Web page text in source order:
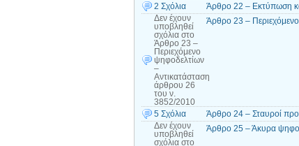
2 Σχόλια
Άρθρο 22 – Εκτύπωση
Δεν έχουν
υποβληθεί
σχόλια στο
Άρθρο 23 –
Περιεχόμενο
ψηφοδελτίων
–
Αντικατάσταση
άρθρου 26
του ν.
3852/2010
Άρθρο 23 –
5 Σχόλια
Άρθρο 24 – Σταυροί
Δεν έχουν
υποβληθεί
σχόλια στο
Άρθρο 25 – Άκυρα